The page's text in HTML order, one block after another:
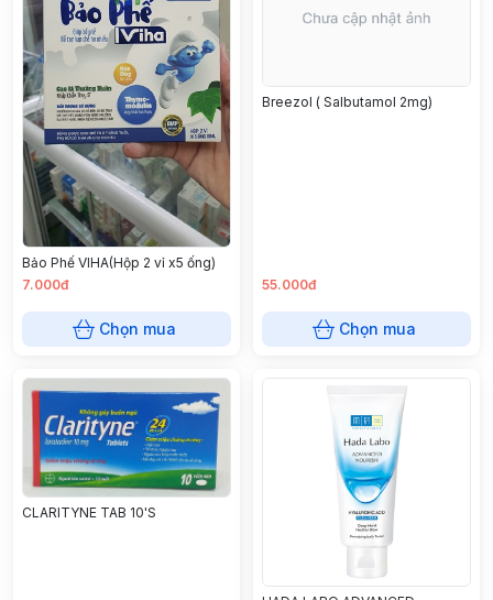
Bảo Phế VIHA(Hộp 2 vỉ x5 ống)
7.000đ
Chọn mua
Breezol ( Salbutamol 2mg)
55.000đ
Chọn mua
CLARITYNE TAB 10'S